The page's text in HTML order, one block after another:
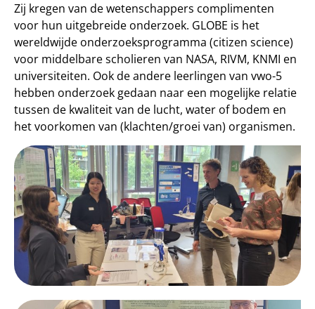
Zij kregen van de wetenschappers complimenten
voor hun uitgebreide onderzoek. GLOBE is het
wereldwijde onderzoeksprogramma (citizen science)
voor middelbare scholieren van NASA, RIVM, KNMI en
universiteiten. Ook de andere leerlingen van vwo-5
hebben onderzoek gedaan naar een mogelijke relatie
tussen de kwaliteit van de lucht, water of bodem en
het voorkomen van (klachten/groei van) organismen.